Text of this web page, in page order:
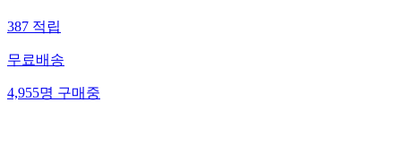
387 적립
무료배송
4,955명 구매중